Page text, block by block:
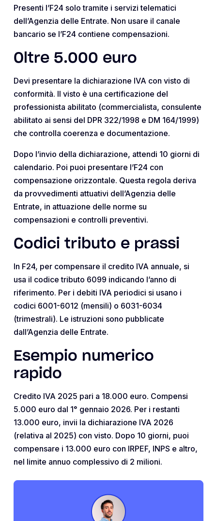
Presenti l’F24 solo tramite i servizi telematici
dell’Agenzia delle Entrate. Non usare il canale
bancario se l’F24 contiene compensazioni.
Oltre 5.000 euro
Devi presentare la dichiarazione IVA con visto di
conformità. Il visto è una certificazione del
professionista abilitato (commercialista, consulente
abilitato ai sensi del DPR 322/1998 e DM 164/1999)
che controlla coerenza e documentazione.
Dopo l’invio della dichiarazione, attendi 10 giorni di
calendario. Poi puoi presentare l’F24 con
compensazione orizzontale. Questa regola deriva
da provvedimenti attuativi dell’Agenzia delle
Entrate, in attuazione delle norme su
compensazioni e controlli preventivi.
Codici tributo e prassi
In F24, per compensare il credito IVA annuale, si
usa il codice tributo 6099 indicando l’anno di
riferimento. Per i debiti IVA periodici si usano i
codici 6001-6012 (mensili) o 6031-6034
(trimestrali). Le istruzioni sono pubblicate
dall’Agenzia delle Entrate.
Esempio numerico
rapido
Credito IVA 2025 pari a 18.000 euro. Compensi
5.000 euro dal 1° gennaio 2026. Per i restanti
13.000 euro, invii la dichiarazione IVA 2026
(relativa al 2025) con visto. Dopo 10 giorni, puoi
compensare i 13.000 euro con IRPEF, INPS e altro,
nel limite annuo complessivo di 2 milioni.